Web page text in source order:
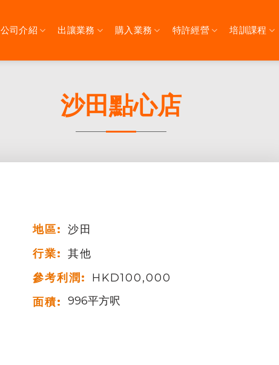
公司介紹 出讓業務 購入業務 特許經營 培訓課程
沙田點心店
地區: 沙田
行業: 其他
參考利潤:
HKD100,000
面積: 996平方呎